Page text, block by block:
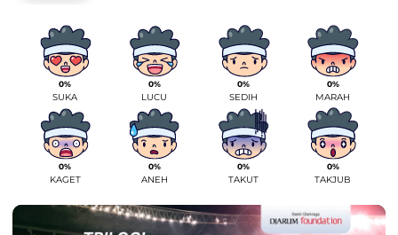
0%
SUKA
0%
LUCU
0%
SEDIH
0%
MARAH
0%
KAGET
0%
ANEH
0%
TAKUT
0%
TAKJUB